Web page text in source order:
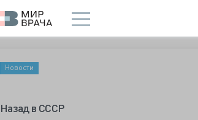
Новости
Назад в СССР